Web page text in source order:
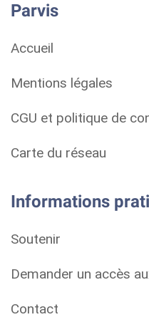
Parvis
Accueil
Mentions légales
CGU et politique de
Carte du réseau
Informations
Soutenir
Demander un accès
Contact